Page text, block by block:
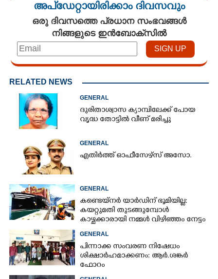
അപ്ഡേറ്റായിരിക്കാം ദിവസവും
ഒരു ദിവസത്തെ പ്രധാന സംഭവങ്ങൾ
നിങ്ങളുടെ ഇൻബോക്സിൽ
RELATED NEWS
GENERAL
ദുരിതാശ്വാസ ക്യാമ്പിലേക്ക് പോയ
വൃദ്ധ തോട്ടിൽ വീണ് മരിച്ചു
GENERAL
എതിർത്ത് ഓഫീസേഴ്സ് അസോ.
GENERAL
കണ്ടെയ്നർ യാർഡിന് ഭൂമിയില്ല:
കയറ്റുമതി തുടങ്ങുമ്പോൾ
കാഴ്ചക്കാരായി നമ്മൾ വിഴിഞ്ഞം നേട്ടം
GENERAL
പിന്നാക്ക സംവരണ നിഷേധം
ശിക്ഷാർഹമാക്കണം: ആർ.ശങ്കർ
ഫോറം